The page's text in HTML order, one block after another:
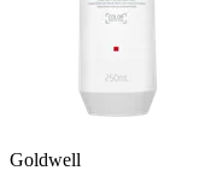
Goldwell